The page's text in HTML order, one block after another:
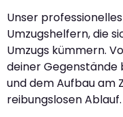
Unser
Umzugshelfern, die
Umzugs kümmern.
deiner Gegenstände
und dem Aufbau am
reibungslosen Ablauf.